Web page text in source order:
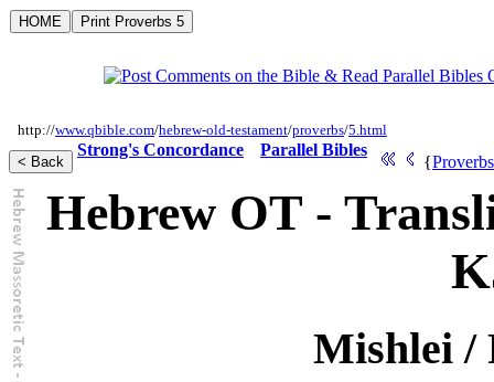
http://www.qbible.com/hebrew-old-testament/proverbs/5.html
Strong's Concordance Parallel Bibles
{
Hebrew OT -
Mishlei /